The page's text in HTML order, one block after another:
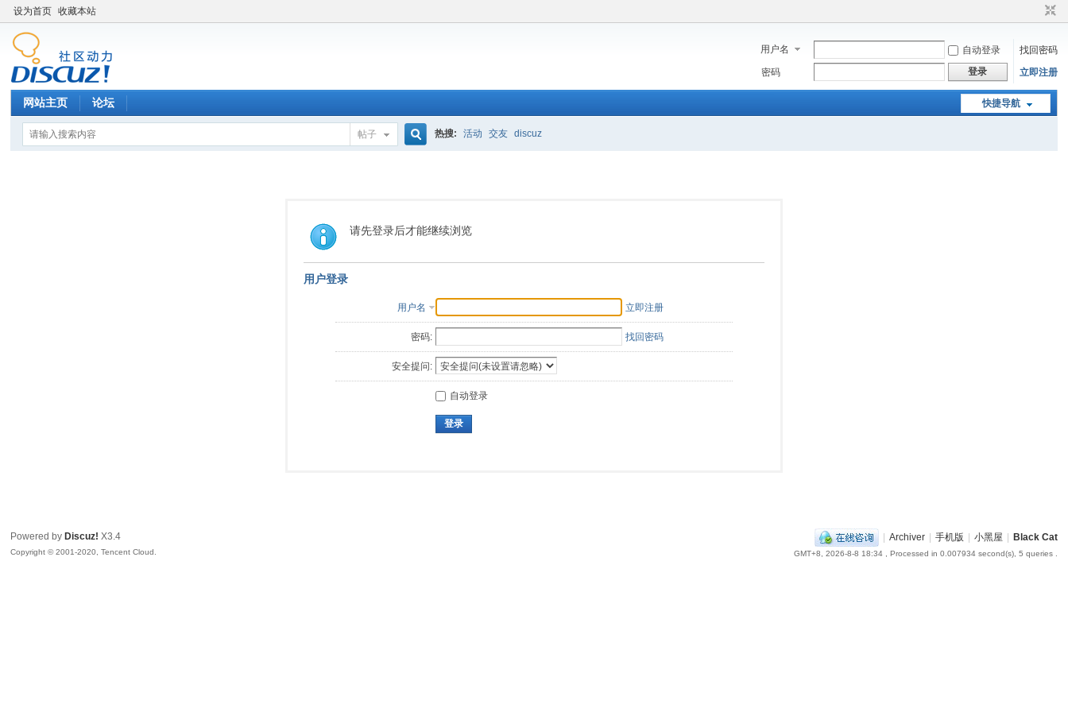
设为首页 收藏本站
用户名 自动登录
找回密码
密码
登录 立即注册
快捷导航
网站主页 论坛
帖子
索
热搜: 活动 交友 discuz
请先登录后才能继续浏览
用户登录
用户名 立即注册
密码: 找回密码
安全提问:
自动登录
登录
| Archiver | 手机版 | 小黑屋 | Black Cat
GMT+8, 2026-8-8 18:34, Processed in 0.007934 second(s), 5 queries .
Powered by Discuz! X3.4
Copyright © 2001-2020, Tencent Cloud.